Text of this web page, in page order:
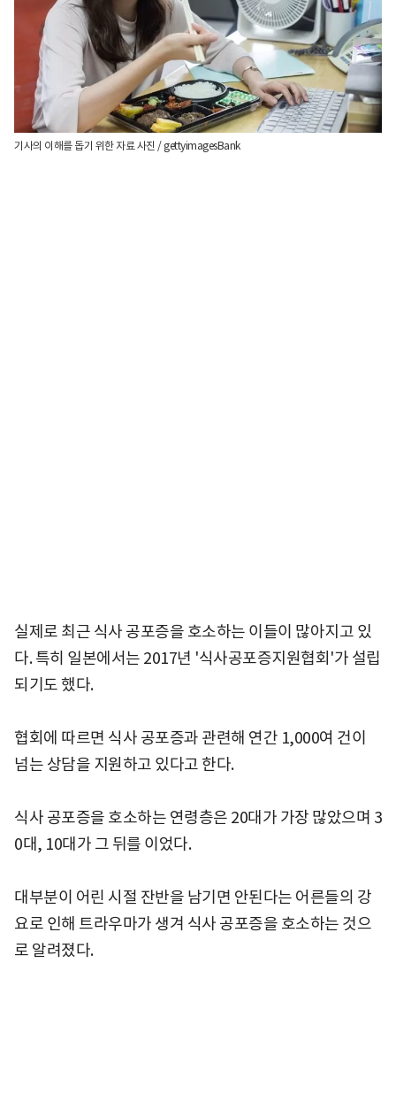
기사의 이해를 돕기 위한 자료 사진 / gettyimagesBank
실제로 최근 식사 공포증을 호소하는 이들이 많아지고 있
다. 특히 일본에서는 2017년 '식사공포증지원협회'가 설립
되기도 했다.
협회에 따르면 식사 공포증과 관련해 연간 1,000여 건이
넘는 상담을 지원하고 있다고 한다.
식사 공포증을 호소하는 연령층은 20대가 가장 많았으며 3
0대, 10대가 그 뒤를 이었다.
대부분이 어린 시절 잔반을 남기면 안된다는 어른들의 강
요로 인해 트라우마가 생겨 식사 공포증을 호소하는 것으
로 알려졌다.